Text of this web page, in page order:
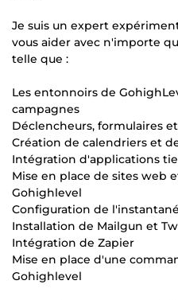
Je suis un expert
vous aider avec n'importe
telle que :
Les entonnoirs de
campagnes
Déclencheurs, formulaires
Création de calendriers et
Intégration d'applications
Mise en place de sites web
Gohighlevel
Configuration de
Installation de Mailgun et
Intégration de Zapier
Mise en place d'une
Gohighlevel